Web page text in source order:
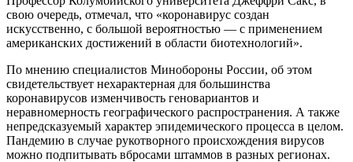
свою очередь, отмечал, что «коронавирус создан
искусственно, с большой вероятностью — с применением
американских достижений в области биотехнологий».
По мнению специалистов Минобороны России, об этом
свидетельствует нехарактерная для большинства
коронавирусов изменчивость геновариантов и
неравномерность географического распространения. А также
непредсказуемый характер эпидемического процесса в целом.
Пандемию в случае рукотворного происхождения вирусов
можно подпитывать вбросами штаммов в разных регионах.